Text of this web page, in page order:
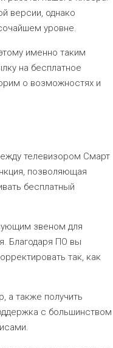
версии, однако
уровне.
именно таким
на бесплатное
о возможностях и
телевизором Смарт
позволяющая
бесплатный
звеном для
Благодаря ПО вы
так, как
а также получить
с большинством